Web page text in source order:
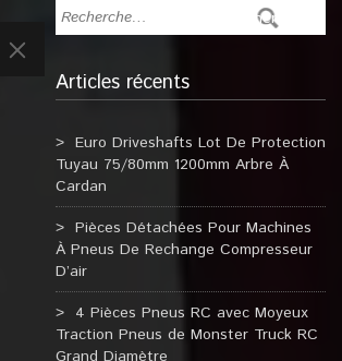
Articles récents
Euro Driveshafts Lot De Protection
Tuyau 75/80mm 1200mm Arbre À
Cardan
Pièces Détachées Pour Machines
À Pneus De Rechange Compresseur
D’air
4 Pièces Pneus RC avec Moyeux
Traction Pneus de Monster Truck RC
Grand Diamètre